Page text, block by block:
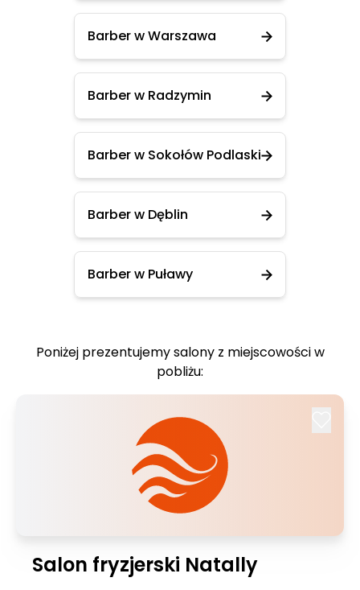
Barber w Warszawa
Barber w Radzymin
Barber w Sokołów Podlaski
Barber w Dęblin
Barber w Puławy
Poniżej prezentujemy salony z miejscowości w
pobliżu:
Salon fryzjerski Natally